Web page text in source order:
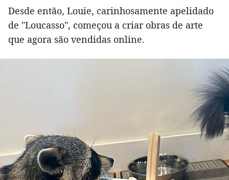
Desde então, Louie, carinhosamente apelidado
de "Loucasso", começou a criar obras de arte
que agora são vendidas online.